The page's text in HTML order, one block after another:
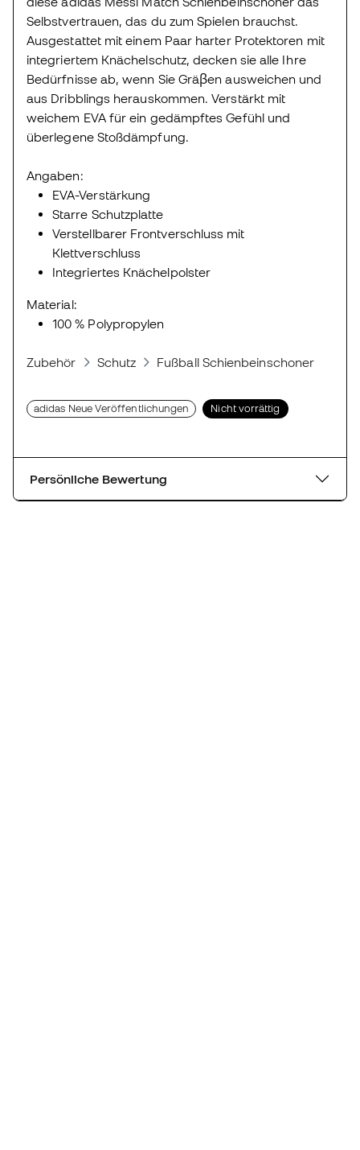
Selbstvertrauen, das du zum Spielen brauchst.
Ausgestattet mit einem Paar harter Protektoren mit
integriertem Knächelschutz, decken sie alle Ihre
Bedürfnisse ab, wenn Sie Gräβen ausweichen und
aus Dribblings herauskommen. Verstärkt mit
weichem EVA für ein gedämpftes Gefühl und
überlegene Stoßdämpfung.
Angaben:
EVA-Verstärkung
Starre Schutzplatte
Verstellbarer Frontverschluss mit
Klettverschluss
Integriertes Knächelpolster
Material:
100 % Polypropylen
Zubehör Schutz Fußball Schienbeinschoner
adidas Neue Veröffentlichungen Nicht vorrättig
Persönliche Bewertung